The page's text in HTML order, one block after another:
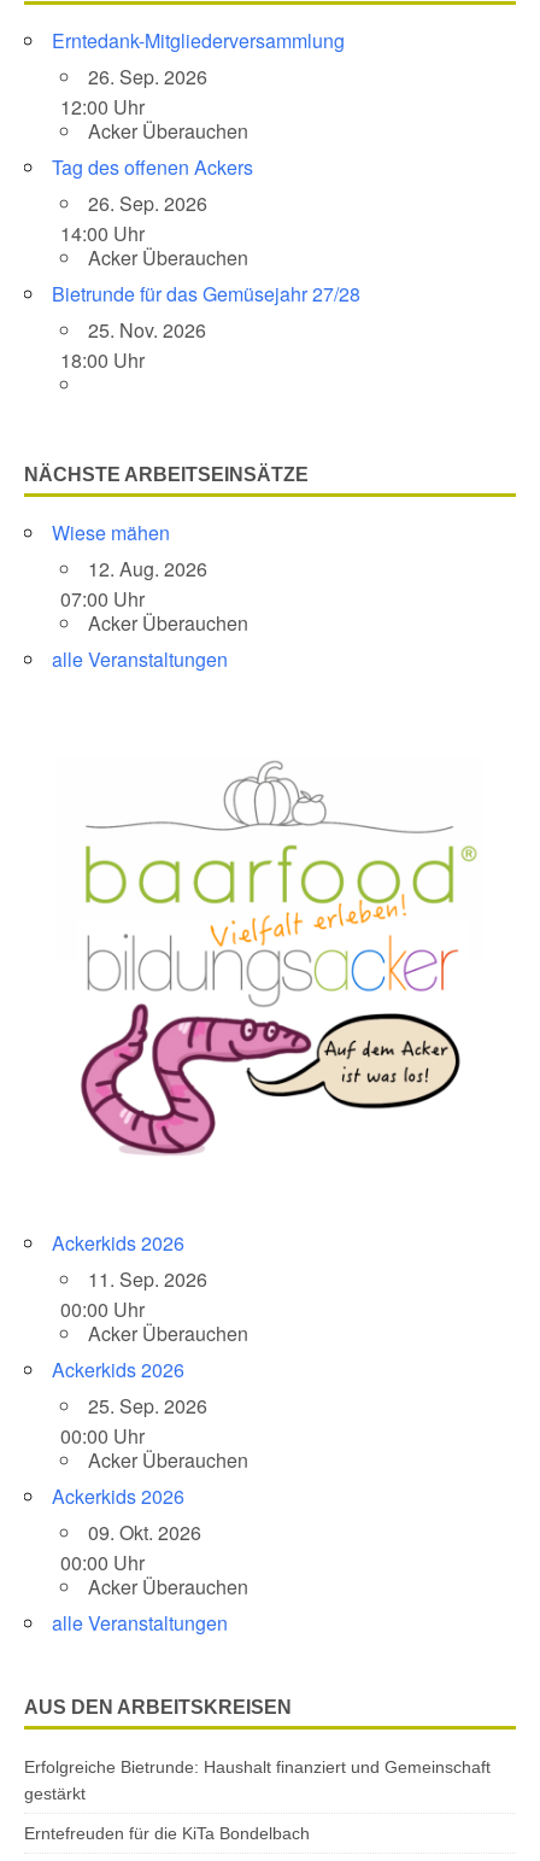
Erntedank-Mitgliederversammlung
26. Sep. 2026
12:00 Uhr
Acker Überauchen
Tag des offenen Ackers
26. Sep. 2026
14:00 Uhr
Acker Überauchen
Bietrunde für das Gemüsejahr 27/28
25. Nov. 2026
18:00 Uhr
NÄCHSTE ARBEITSEINSÄTZE
Wiese mähen
12. Aug. 2026
07:00 Uhr
Acker Überauchen
alle Veranstaltungen
Ackerkids 2026
11. Sep. 2026
00:00 Uhr
Acker Überauchen
Ackerkids 2026
25. Sep. 2026
00:00 Uhr
Acker Überauchen
Ackerkids 2026
09. Okt. 2026
00:00 Uhr
Acker Überauchen
alle Veranstaltungen
AUS DEN ARBEITSKREISEN
Erfolgreiche Bietrunde: Haushalt finanziert und Gemeinschaft
gestärkt
Erntefreuden für die KiTa Bondelbach